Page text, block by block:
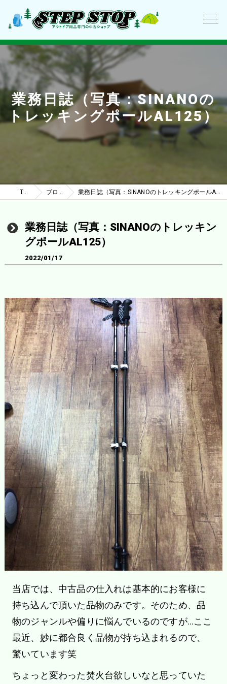
業務日誌（写真：SINANOの
トレッキングポールAL125）
TOP ブログ 業務日誌（写真：SINANOのトレッキングポールAL125）
業務日誌（写真：SINANOのトレッキン
グポールAL125）
2022/01/17
当店では、中古品の仕入れは基本的にお客様に
持ち込んで頂いた品物のみです。そのため、品
物のジャンルや偏りに悩んでいるのですが…ここ
最近、妙に都合良く品物が持ち込まれるので、
驚いています笑
ちょっと変わった焚火台欲しいなと思っていた